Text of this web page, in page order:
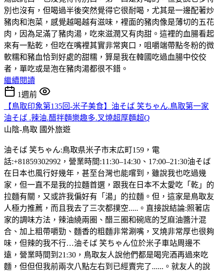
別也沒有，但喝過半後突然覺得它很耐喝，尤其是一邊配著炒
豬肉和泡菜，感覺越喝越有滋味，裡面的豬肉像是薄切的五花
肉，因為足滿了豬肉湯，吃來滋潤又有肉甜。這裡的血腸看起
來有一點乾，但吃在嘴裡其實非常爽口，咀嚼端帶點冬粉的微
軟糯和豬血恰到好處的甜糯，算是我在韓國吃過血腸中佼佼
者，單吃或是泡在豬肉湯都很不錯。
繼續閱讀
1週前
【鳥取印象第135回-米子美食】油そば 笑ちゃん.鳥取第一家
油そば .辣油.醋拌麵樂趣多.叉燒超厚麵超Q
山陰-鳥取 國外旅遊
油そば 笑ちゃん:鳥取県米子市末広町159，電
話:+81859302992，營業時間:11:30–14:30、17:00–21:30油そば
在日本也風行好幾年，甚至台灣也能嚐到，雖說我也吃過幾
家，但一直不是我的拉麵首選，跟我在日本不太愛吃「乾」的
拉麵有關，又或許我偏好有「湯」的拉麵。但，這家是鳥取友
人極力推薦，而且我去了三次都撲空.....。直接說結論:照著店
家的調味方法，辣油繞兩圈、醋三圈和碗底的芝麻油醬汁混
合、加上粗帶嚼勁、麵香的粗麵非常涮嘴，叉燒非常厚也很夠
味，但辣的我不行…油そば 笑ちゃん位於米子車站周邊不
遠，營業時間到21:30，鳥取友人說他們都是喝完酒再過來吃
麵，但但但我前兩次八點左右到已經賣完了......。就友人的說